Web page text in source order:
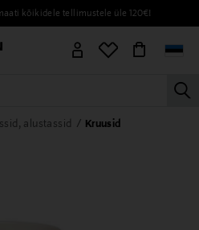
kõikidele tellimustele üle 120€!
LAPSED KODU
alustassid Kruusid